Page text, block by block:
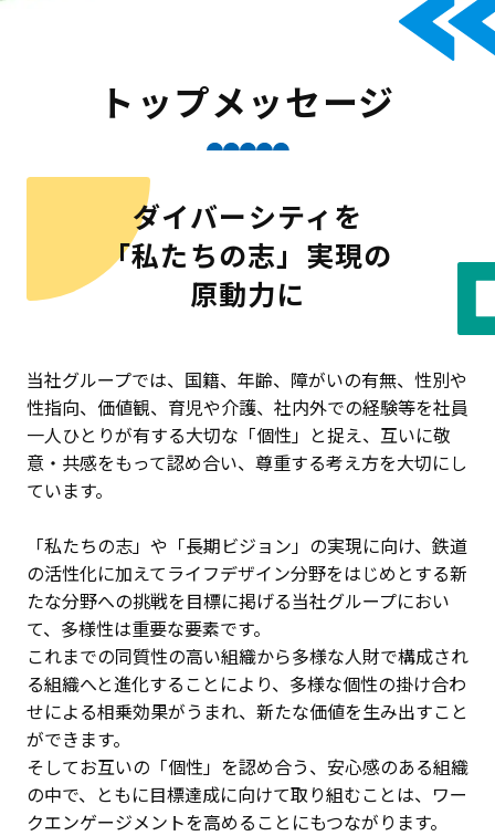
トップメッセージ
ダイバーシティを
「私たちの志」実現の
原動力に
当社グループでは、国籍、年齢、障がいの有無、性別や
性指向、価値観、育児や介護、社内外での経験等を社員
一人ひとりが有する大切な「個性」と捉え、互いに敬
意・共感をもって認め合い、尊重する考え方を大切にし
ています。
「私たちの志」や「長期ビジョン」の実現に向け、鉄道
の活性化に加えてライフデザイン分野をはじめとする新
たな分野への挑戦を目標に掲げる当社グループにおい
て、多様性は重要な要素です。
これまでの同質性の高い組織から多様な人財で構成され
る組織へと進化することにより、多様な個性の掛け合わ
せによる相乗効果がうまれ、新たな価値を生み出すこと
ができます。
そしてお互いの「個性」を認め合う、安心感のある組織
の中で、ともに目標達成に向けて取り組むことは、ワー
クエンゲージメントを高めることにもつながります。